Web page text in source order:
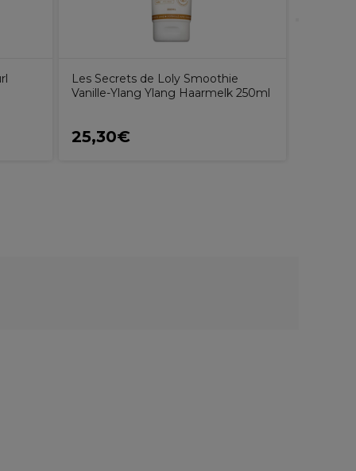
Les Secrets de Loly Smoothie
Vanille-Ylang Ylang Haarmelk 250ml
25,30€